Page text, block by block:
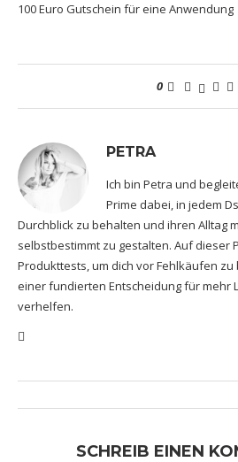
100 Euro Gutschein für eine Anwendung
0
PETRA
Ich bin Petra und
Prime dabei, in jedem
Durchblick zu behalten und ihren Alltag
selbstbestimmt zu gestalten. Auf dieser
Produkttests, um dich vor Fehlkäufen
einer fundierten Entscheidung für mehr
verhelfen.
SCHREIB EINEN